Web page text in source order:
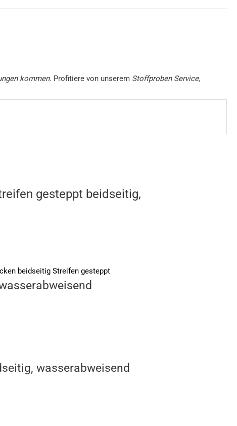
kommen. Profitiere von unserem Stoffproben Service,
gesteppt beidseitig,
wasserabweisend